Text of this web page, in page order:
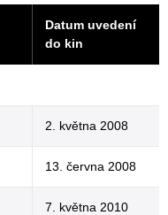
Datum uvedení
do kin
2. května 2008
13. června 2008
7. května 2010